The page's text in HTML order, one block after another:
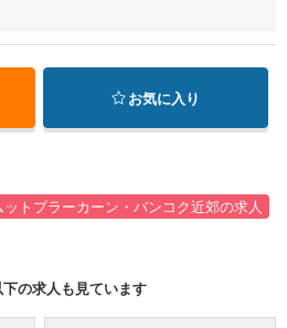
お気に入り
ットプラーカーン・バンコク近郊の求人
の求人も見ています